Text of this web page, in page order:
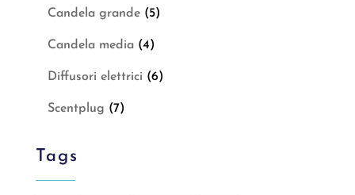
Candela grande (5)
Candela media (4)
Diffusori elettrici (6)
Scentplug (7)
Tags